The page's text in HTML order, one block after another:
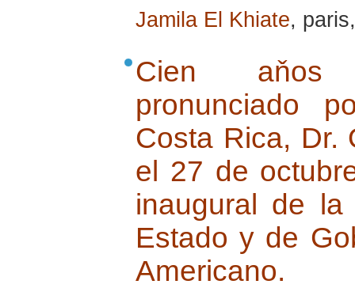
Jamila El Khiate,
Cien aňos
pronunciado
Costa Rica, Dr.
el 27 de
inaugural de
Estado y de
Americano.